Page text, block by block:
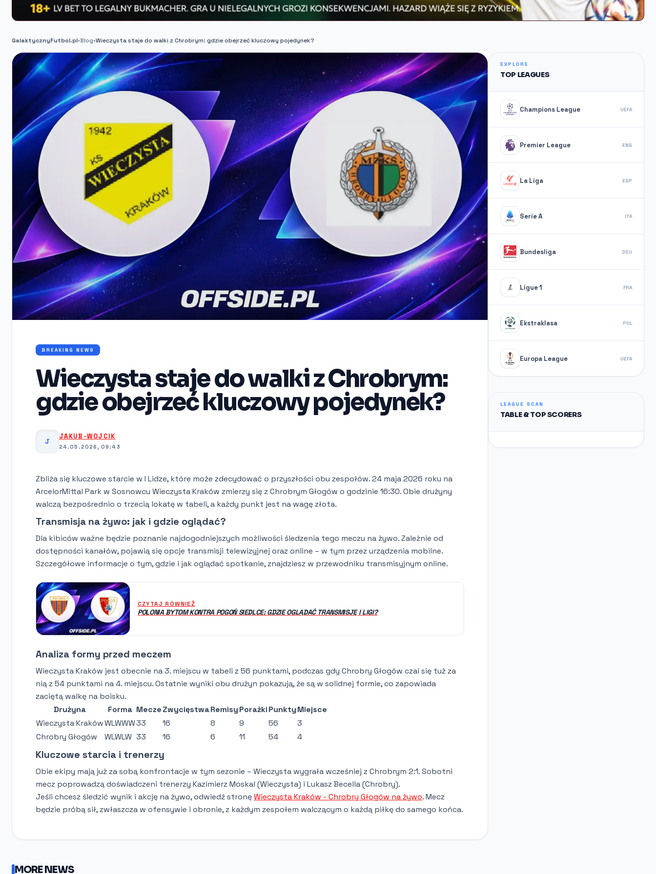
GalaktycznyFutbol.pl•Blog•Wieczysta staje do walki z Chrobrym: gdzie obejrzeć kluczowy pojedynek?
BREAKING NEWS
Wieczysta staje do walki z Chrobrym:
gdzie obejrzeć kluczowy pojedynek?
J
JAKUB-WOJCIK
24.05.2026, 09:43
Zbliża się kluczowe starcie w I Lidze, które może zdecydować o przyszłości obu zespołów. 24 maja 2026 roku na
ArcelorMittal Park w Sosnowcu Wieczysta Kraków zmierzy się z Chrobrym Głogów o godzinie 16:30. Obie drużyny
walczą bezpośrednio o trzecią lokatę w tabeli, a każdy punkt jest na wagę złota.
Transmisja na żywo: jak i gdzie oglądać?
Dla kibiców ważne będzie poznanie najdogodniejszych możliwości śledzenia tego meczu na żywo. Zależnie od
dostępności kanałów, pojawią się opcje transmisji telewizyjnej oraz online – w tym przez urządzenia mobilne.
Szczegółowe informacje o tym, gdzie i jak oglądać spotkanie, znajdziesz w przewodniku transmisyjnym online.
CZYTAJ RÓWNIEŻ
POLONIA BYTOM KONTRA POGOŃ SIEDLCE: GDZIE OGLĄDAĆ TRANSMISJĘ I LIGI?
Analiza formy przed meczem
Wieczysta Kraków jest obecnie na 3. miejscu w tabeli z 56 punktami, podczas gdy Chrobry Głogów czai się tuż za
nią z 54 punktami na 4. miejscu. Ostatnie wyniki obu drużyn pokazują, że są w solidnej formie, co zapowiada
zaciętą walkę na boisku.
Drużyna
Forma MeczeZwycięstwaRemisyPorażkiPunktyMiejsce
Wieczysta KrakówWLWWW33 16 8 9 56
3
Chrobry Głogów
WLWLW 33 16 6 11 54 4
Kluczowe starcia i trenerzy
Obie ekipy mają już za sobą konfrontacje w tym sezonie – Wieczysta wygrała wcześniej z Chrobrym 2:1. Sobotni
mecz poprowadzą doświadczeni trenerzy Kazimierz Moskal (Wieczysta) i Lukasz Becella (Chrobry).
Jeśli chcesz śledzić wynik i akcję na żywo, odwiedź stronęWieczysta Kraków - Chrobry Głogów na żywo. Mecz
będzie próbą sił, zwłaszcza w ofensywie i obronie, z każdym zespołem walczącym o każdą piłkę do samego końca.
MORE NEWS
EXPLORE
TOP LEAGUES
Champions League UEFA
Premier League ENG
La Liga ESP
Serie A ITA
Bundesliga DEU
Ligue 1 FRA
Ekstraklasa POL
Europa League UEFA
LEAGUE SCAN
TABLE & TOP SCORERS